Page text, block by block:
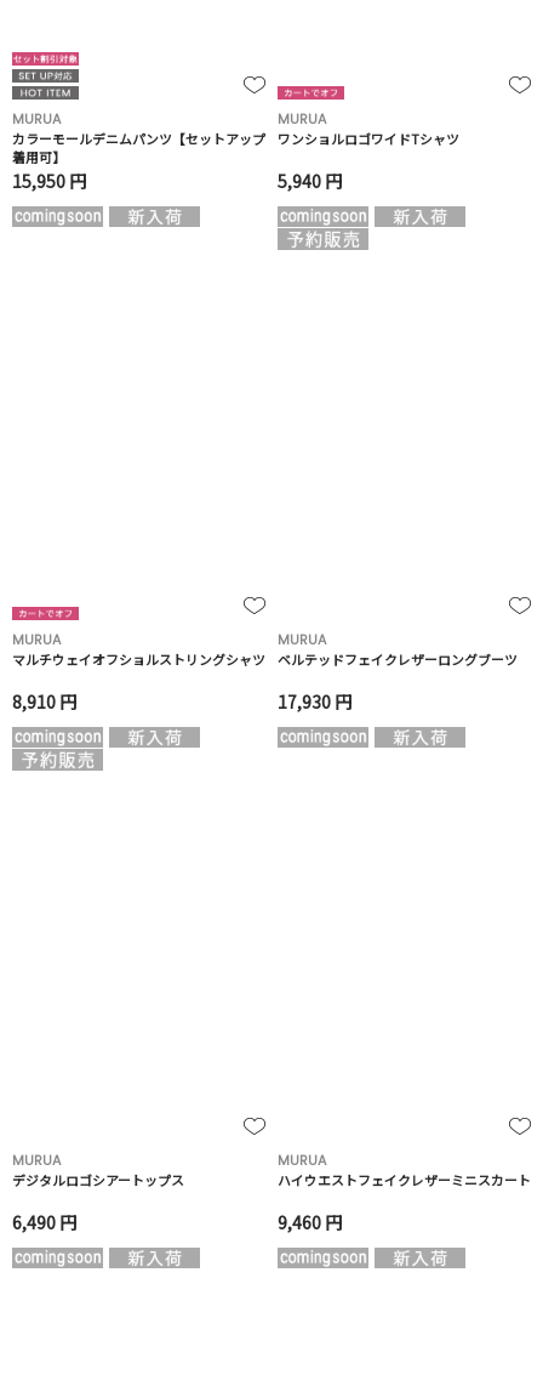
MURUA
カラーモールデニムパンツ【セットアップ
着用可】
15,950 円
MURUA
ワンショルロゴワイドTシャツ
5,940 円
MURUA
マルチウェイオフショルストリングシャツ
8,910 円
MURUA
ベルテッドフェイクレザーロングブーツ
17,930 円
MURUA
デジタルロゴシアートップス
6,490 円
MURUA
ハイウエストフェイクレザーミニスカート
9,460 円